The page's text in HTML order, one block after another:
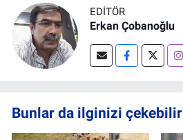
EDITÖR
Erkan Çobanoğlu
Bunlar da ilginizi çekebilir